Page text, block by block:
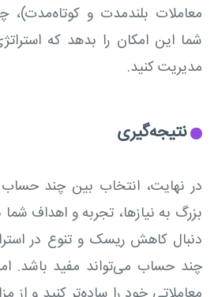
معاملات بلندمدت و
شما این امکان را بدهد که
مدیریت کنید.
نتیجه‌گیری
در نهایت، انتخاب بین چند
بزرگ به نیازها، تجربه و اهداف
دنبال کاهش ریسک و تنوع در
چند حساب می‌تواند مفید باشد.